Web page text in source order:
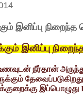
இனிப்பு
இனிப்பு
நீர்தான்
இப்பொழுது